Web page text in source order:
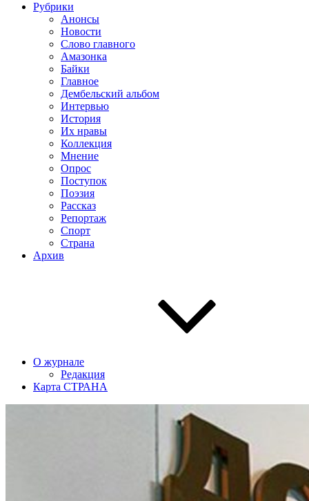
Рубрики
Анонсы
Новости
Слово главного
Амазонка
Байки
Главное
Дембельский альбом
Интервью
История
Их нравы
Коллекция
Мнение
Опрос
Поступок
Поэзия
Рассказ
Репортаж
Спорт
Страна
Архив
О журнале
Редакция
Карта СТРАНА